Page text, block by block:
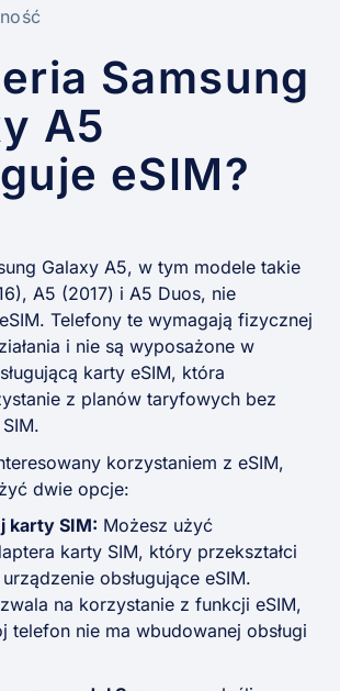
Samsung
A5
eSIM?
Galaxy A5, w tym modele takie
A5 (2017) i A5 Duos, nie
Telefony te wymagają fizycznej
i nie są wyposażone w
karty eSIM, która
z planów taryfowych bez
korzystaniem z eSIM,
dwie opcje:
karty SIM: Możesz użyć
karty SIM, który przekształci
obsługujące eSIM.
na korzystanie z funkcji eSIM,
telefon nie ma wbudowanej obsługi